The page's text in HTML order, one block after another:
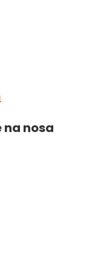
nosa